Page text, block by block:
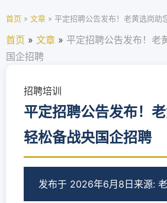
首页 » 文章 » 平定招聘公告发布！老黄选岗助
首页 » 文章 » 平定招聘公告发布！老
国企招聘
招聘培训
平定招聘公告发布！
轻松备战央国企招聘
发布于 2026年6月8日 来源: